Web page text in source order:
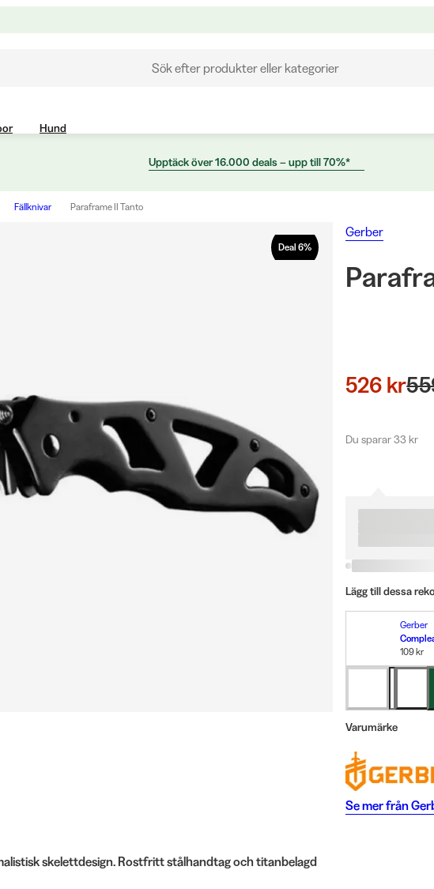
Sök efter produkter eller kategorier
Hund
Upptäck över 16.000 deals – upp till 70%*
Fällknivar Paraframe II Tanto
Deal 6%
skelettdesign. Rostfritt stålhandtag och titanbelagd
Gerber
526 kr
Du sparar 33 kr
Lägg till dessa
Gerber
109 kr
Varumärke
Se mer från